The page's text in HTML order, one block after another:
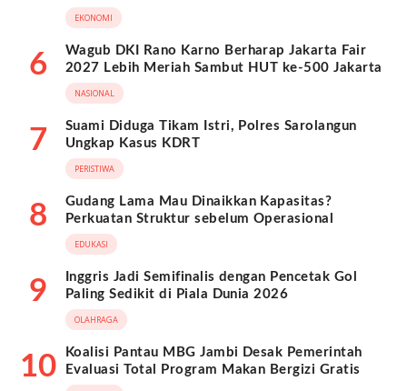
EKONOMI
6
Wagub DKI Rano Karno Berharap Jakarta Fair
2027 Lebih Meriah Sambut HUT ke-500 Jakarta
NASIONAL
7
Suami Diduga Tikam Istri, Polres Sarolangun
Ungkap Kasus KDRT
PERISTIWA
8
Gudang Lama Mau Dinaikkan Kapasitas?
Perkuatan Struktur sebelum Operasional
EDUKASI
9
Inggris Jadi Semifinalis dengan Pencetak Gol
Paling Sedikit di Piala Dunia 2026
OLAHRAGA
10
Koalisi Pantau MBG Jambi Desak Pemerintah
Evaluasi Total Program Makan Bergizi Gratis